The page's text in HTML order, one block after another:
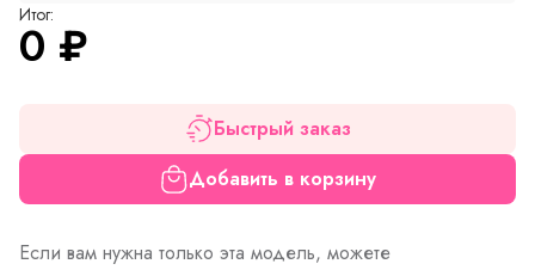
Итог:
0 ₽
Быстрый заказ
Добавить в корзину
Если вам нужна только эта модель, можете